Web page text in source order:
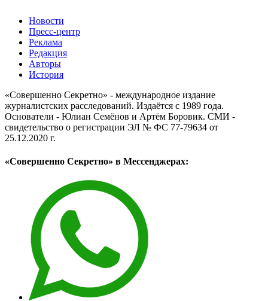
Новости
Пресс-центр
Реклама
Редакция
Авторы
История
«Совершенно Секретно» - международное издание
журналистских расследований. Издаётся с 1989 года.
Основатели - Юлиан Семёнов и Артём Боровик. CМИ -
свидетельство о регистрации ЭЛ № ФС 77-79634 от
25.12.2020 г.
«Совершенно Секретно» в Мессенджерах: